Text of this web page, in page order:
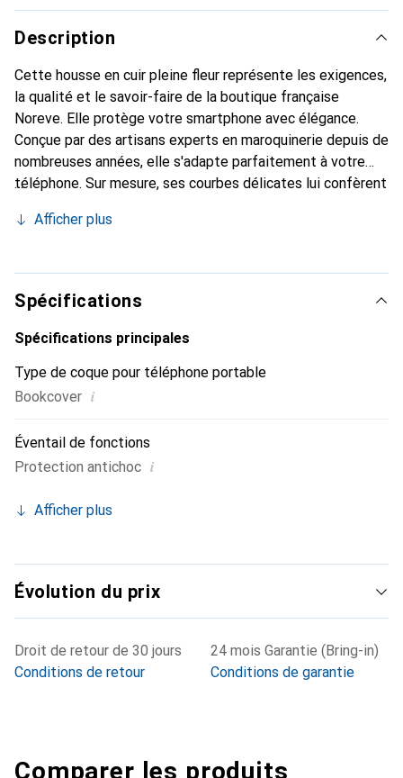
Description
Cette housse en cuir pleine fleur représente les exigences,
la qualité et le savoir-faire de la boutique française
Noreve. Elle protège votre smartphone avec élégance.
Conçue par des artisans experts en maroquinerie depuis de
nombreuses années, elle s'adapte parfaitement à votre
téléphone. Sur mesure, ses courbes délicates lui confèrent
et indispensable pour votre smartphone. Reconnaître
marque Noreve est un choix sûr pour une clientèle
exigeante.
Afficher plus
Spécifications
Spécifications principales
Type de coque pour téléphone portable
Bookcover i
Éventail de fonctions
Protection antichoc i
Afficher plus
Évolution du prix
Droit de retour de 30 jours
Conditions de retour
24 mois Garantie (Bring-in)
Conditions de garantie
Comparer les produits